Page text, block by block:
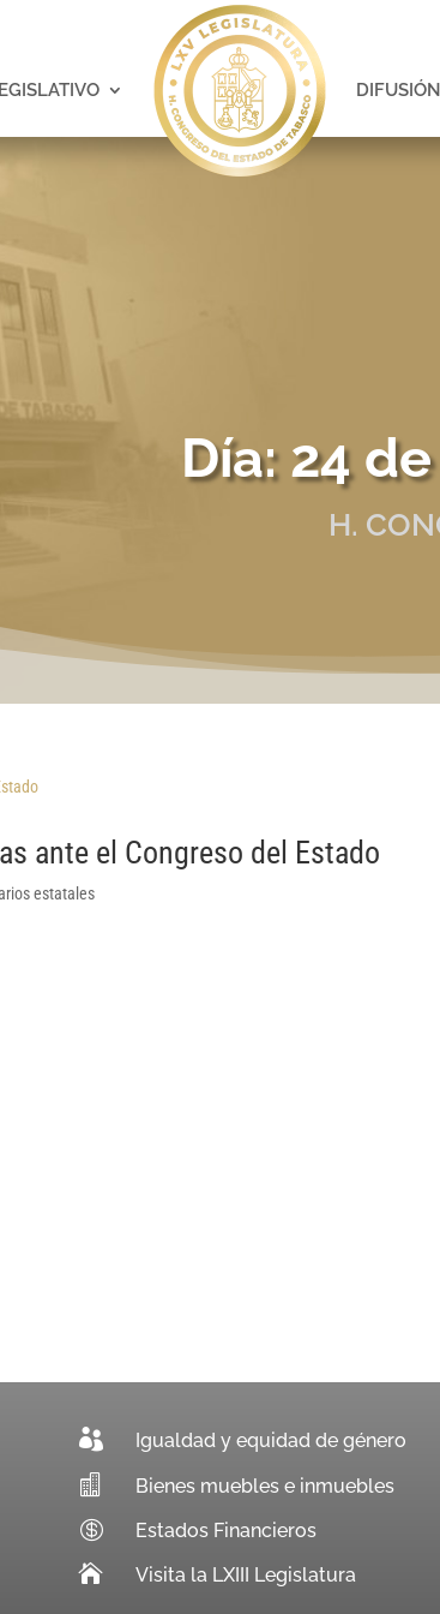
Día:24
H.
ante el Congreso del Estado
estatales
 Igualdad y equidad de género
 Bienes muebles e inmuebles
 Estados Financieros
 Visita la LXIII Legislatura